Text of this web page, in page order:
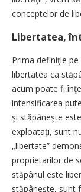
conceptelor de
Libertatea,
Prima definiţie
libertatea ca
acum poate fi
intensificarea
şi stăpâneşte
exploataţi, sunt
„libertate”
proprietarilor de
stăpânul este
stăpâneşte, sunt